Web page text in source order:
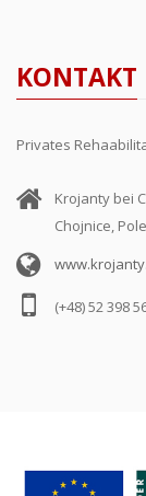
KONTAKT
Privates
Krojanty bei
Chojnice,
(+48) 52 398